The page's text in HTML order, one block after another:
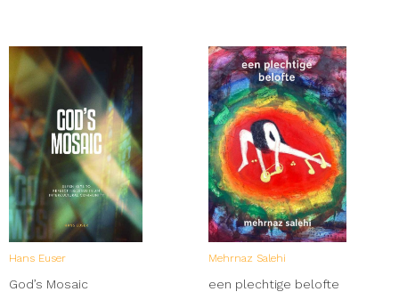
Hans Euser
God’s Mosaic
Mehrnaz Salehi
een plechtige belofte